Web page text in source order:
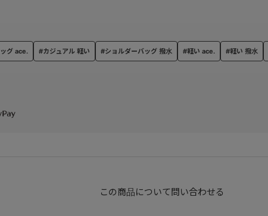
この商品について問い合わせる
グ ace. #カジュアル 軽い #ショルダーバッグ 撥水 #軽い ace. #軽い 撥水